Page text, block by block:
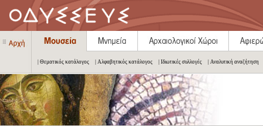
| Θεματικός κατάλογος | Αλφαβητικός κατάλογος | Ιδιωτικές συλλογές | Αναλυτική αναζήτηση